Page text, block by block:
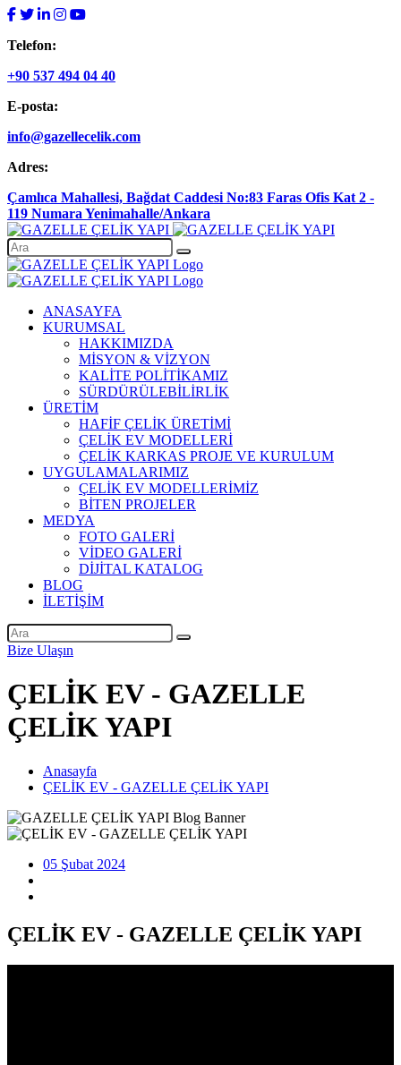
Telefon:
+90 537 494 04 40
E-posta:
info@gazellecelik.com
Adres:
Çamlıca Mahallesi, Bağdat Caddesi No:83 Faras Ofis Kat 2 -
119 Numara Yenimahalle/Ankara
ANASAYFA
KURUMSAL
HAKKIMIZDA
MİSYON & VİZYON
KALİTE POLİTİKAMIZ
SÜRDÜRÜLEBİLİRLİK
ÜRETİM
HAFİF ÇELİK ÜRETİMİ
ÇELİK EV MODELLERİ
ÇELİK KARKAS PROJE VE KURULUM
UYGULAMALARIMIZ
ÇELİK EV MODELLERİMİZ
BİTEN PROJELER
MEDYA
FOTO GALERİ
VİDEO GALERİ
DİJİTAL KATALOG
BLOG
İLETİŞİM
Bize Ulaşın
ÇELİK EV - GAZELLE
ÇELİK YAPI
Anasayfa
ÇELİK EV - GAZELLE ÇELİK YAPI
05 Şubat 2024
ÇELİK EV - GAZELLE ÇELİK YAPI